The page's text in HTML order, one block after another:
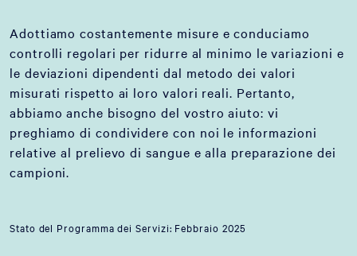
Adottiamo costantemente misure e conduciamo
controlli regolari per ridurre al minimo le variazioni e
le deviazioni dipendenti dal metodo dei valori
misurati rispetto ai loro valori reali. Pertanto,
abbiamo anche bisogno del vostro aiuto: vi
preghiamo di condividere con noi le informazioni
relative al prelievo di sangue e alla preparazione dei
campioni.
Stato del Programma dei Servizi: Febbraio 2025